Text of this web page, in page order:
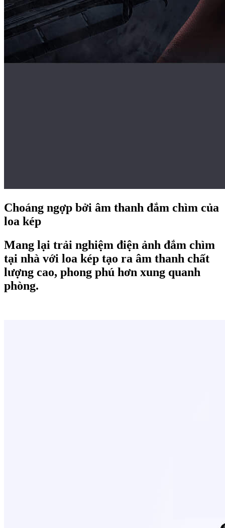
Choáng ngợp bởi âm thanh đắm chìm của
loa kép
Mang lại trải nghiệm điện ảnh đắm chìm
tại nhà với loa kép tạo ra âm thanh chất
lượng cao, phong phú hơn xung quanh
phòng.